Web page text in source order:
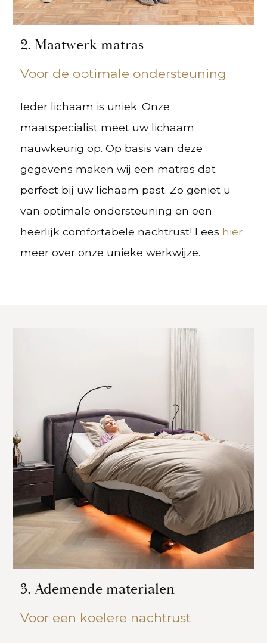
2. Maatwerk matras
Voor de optimale ondersteuning
Ieder lichaam is uniek. Onze
maatspecialist meet uw lichaam
nauwkeurig op. Op basis van deze
gegevens maken wij een matras dat
perfect bij uw lichaam past. Zo geniet u
van optimale ondersteuning en een
heerlijk comfortabele nachtrust! Lees hier
meer over onze unieke werkwijze.
3. Ademende materialen
Voor een koelere nachtrust